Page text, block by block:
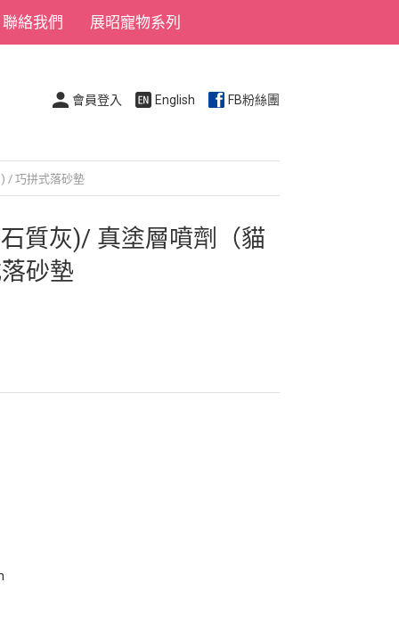
聯絡我們 展昭寵物系列
會員登入 English FB粉絲團
/ 巧拼式落砂墊
質灰)/ 真塗層噴劑（貓
砂墊